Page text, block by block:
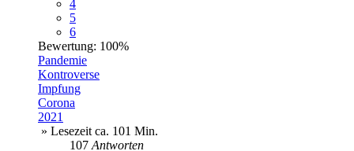
4
5
6
Bewertung: 100%
Pandemie
Kontroverse
Impfung
Corona
2021
» Lesezeit ca. 101 Min.
107Antworten